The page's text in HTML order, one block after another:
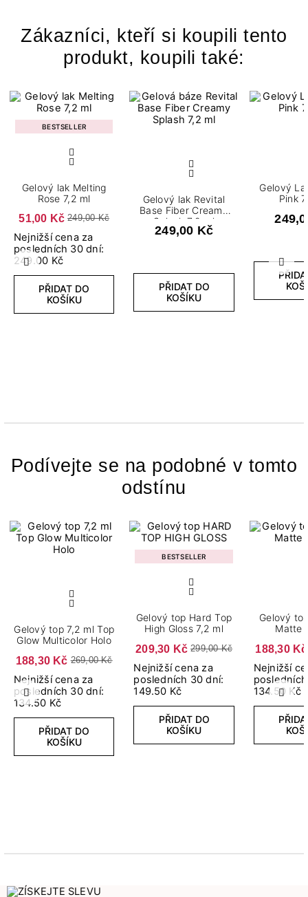
Zákazníci, kteří si koupili tento
produkt, koupili také:
Předchozí Další
BESTSELLER
Gelový lak Melting
Rose 7,2 ml
51,00 Kč 249,00 Kč
Nejnižší cena za
posledních 30 dní:
249.00 Kč
PŘIDAT DO
KOŠÍKU
Gelový lak Revital
Base Fiber Creamy
Splash 7,2 ml
249,00 Kč
PŘIDAT DO
KOŠÍKU
Gelový Lak
Pink
Podívejte se na podobné v tomto
odstínu
Předchozí Další
Gelový top 7,2 ml Top
Glow Multicolor Holo
188,30 Kč 269,00 Kč
Nejnižší cena za
posledních 30 dní:
134.50 Kč
PŘIDAT DO
KOŠÍKU
BESTSELLER
Gelový top Hard Top
High Gloss 7,2 ml
209,30 Kč 299,00 Kč
Nejnižší cena za
posledních 30 dní:
149.50 Kč
PŘIDAT DO
KOŠÍKU
Gelový
Matte
188,30 Kč
Nejnižší
134.50 Kč